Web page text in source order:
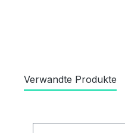
Verwandte Produkte